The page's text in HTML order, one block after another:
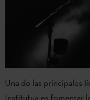
Una de las principales
Institutua es fomentar